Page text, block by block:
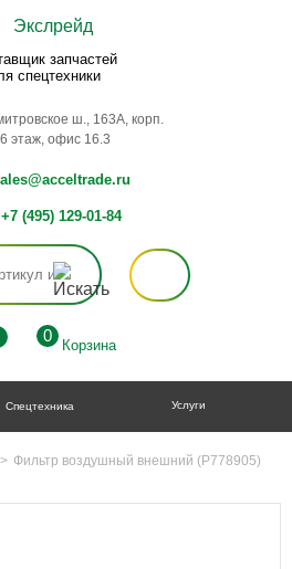
запчастей
спецтехники
ш., 163А, корп.
этаж, офис 16.3
+7 (495) 129-01-84
0
Корзина
Спецтехника Услуги
> Фильтр воздушный внешний (P778905)